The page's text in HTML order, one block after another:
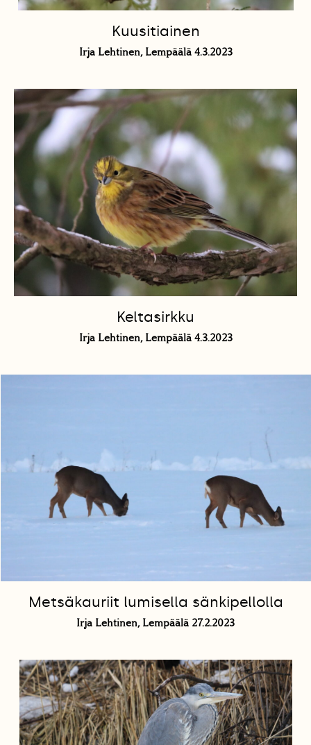
Kuusitiainen
Irja Lehtinen, Lempäälä 4.3.2023
Keltasirkku
Irja Lehtinen, Lempäälä 4.3.2023
Metsäkauriit lumisella sänkipellolla
Irja Lehtinen, Lempäälä 27.2.2023